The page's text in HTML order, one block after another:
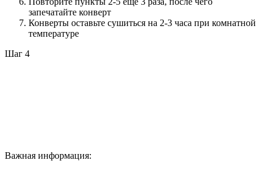
запечатайте конверт
Конверты оставьте сушиться на 2-3 часа при комнатной
температуре
Шаг 4
Важная информация: